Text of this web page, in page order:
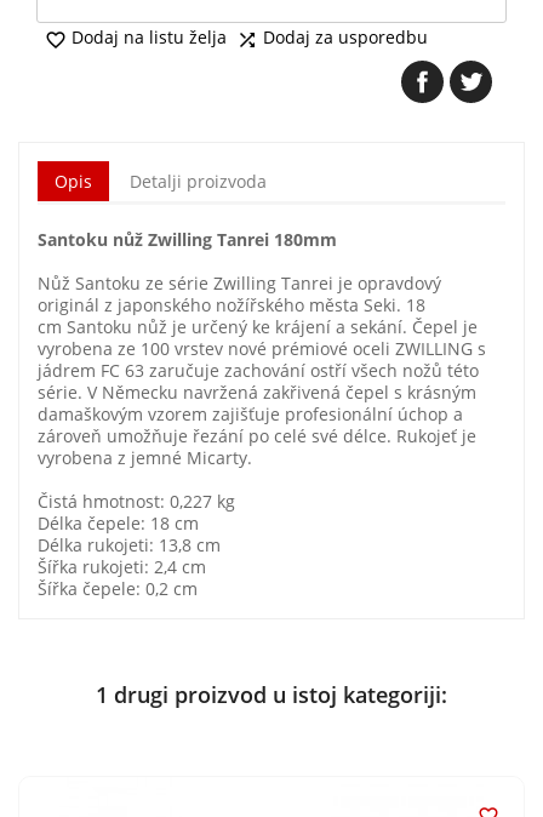
 Dodaj na listu želja  Dodaj za usporedbu
Opis Detalji proizvoda
Santoku nůž Zwilling Tanrei 180mm
Nůž Santoku ze série Zwilling Tanrei je opravdový
originál z japonského nožířského města Seki. 18
cm Santoku nůž je určený ke krájení a sekání. Čepel je
vyrobena ze 100 vrstev nové prémiové oceli ZWILLING s
jádrem FC 63 zaručuje zachování ostří všech nožů této
série. V Německu navržená zakřivená čepel s krásným
damaškovým vzorem zajišťuje profesionální úchop a
zároveň umožňuje řezání po celé své délce. Rukojeť je
vyrobena z jemné Micarty.
Čistá hmotnost: 0,227 kg
Délka čepele: 18 cm
Délka rukojeti: 13,8 cm
Šířka rukojeti: 2,4 cm
Šířka čepele: 0,2 cm
1 drugi proizvod u istoj kategoriji: